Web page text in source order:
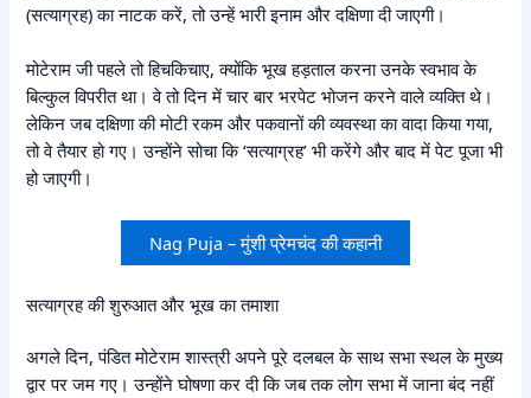
(सत्याग्रह) का नाटक करें, तो उन्हें भारी इनाम और दक्षिणा दी जाएगी।
मोटेराम जी पहले तो हिचकिचाए, क्योंकि भूख हड़ताल करना उनके स्वभाव के
बिल्कुल विपरीत था। वे तो दिन में चार बार भरपेट भोजन करने वाले व्यक्ति थे।
लेकिन जब दक्षिणा की मोटी रकम और पकवानों की व्यवस्था का वादा किया गया,
तो वे तैयार हो गए। उन्होंने सोचा कि ‘सत्याग्रह’ भी करेंगे और बाद में पेट पूजा भी
हो जाएगी।
Nag Puja – मुंशी प्रेमचंद की कहानी
सत्याग्रह की शुरुआत और भूख का तमाशा
अगले दिन, पंडित मोटेराम शास्त्री अपने पूरे दलबल के साथ सभा स्थल के मुख्य
द्वार पर जम गए। उन्होंने घोषणा कर दी कि जब तक लोग सभा में जाना बंद नहीं